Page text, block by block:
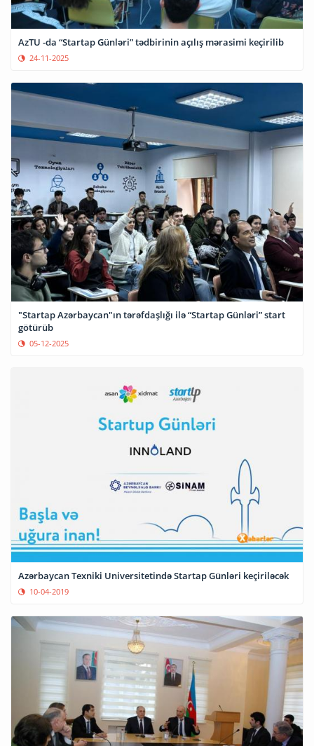
AzTU -da “Startap Günləri” tədbirinin açılış mərasimi keçirilib
24-11-2025
"Startap Azərbaycan"ın tərəfdaşlığı ilə “Startap Günləri” start
götürüb
05-12-2025
Azərbaycan Texniki Universitetində Startap Günləri keçiriləcək
10-04-2019